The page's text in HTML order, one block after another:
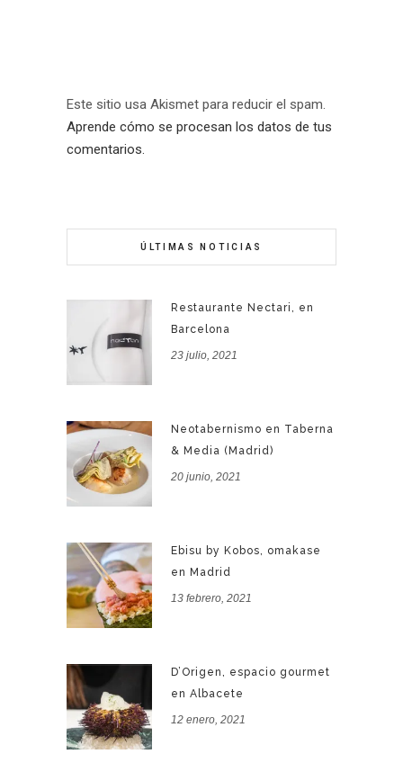
Este sitio usa Akismet para reducir el spam.
Aprende cómo se procesan los datos de tus
comentarios.
ÚLTIMAS NOTICIAS
Restaurante Nectari, en
Barcelona
23 julio, 2021
Neotabernismo en Taberna
& Media (Madrid)
20 junio, 2021
Ebisu by Kobos, omakase
en Madrid
13 febrero, 2021
D’Origen, espacio gourmet
en Albacete
12 enero, 2021